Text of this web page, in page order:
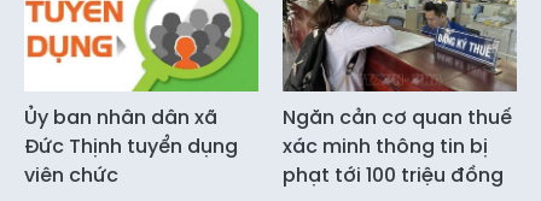
Ủy ban nhân dân xã
Đức Thịnh tuyển dụng
viên chức
Ngăn cản cơ quan thuế
xác minh thông tin bị
phạt tới 100 triệu đồng